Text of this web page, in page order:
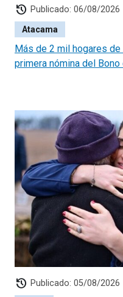
history Publicado: 06/08/2026
Atacama
Más de 2 mil hogares
primera nómina del
history Publicado: 05/08/2026